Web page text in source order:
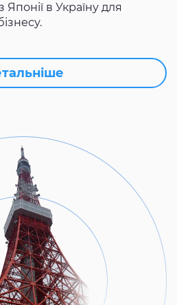
Японії в Україну для